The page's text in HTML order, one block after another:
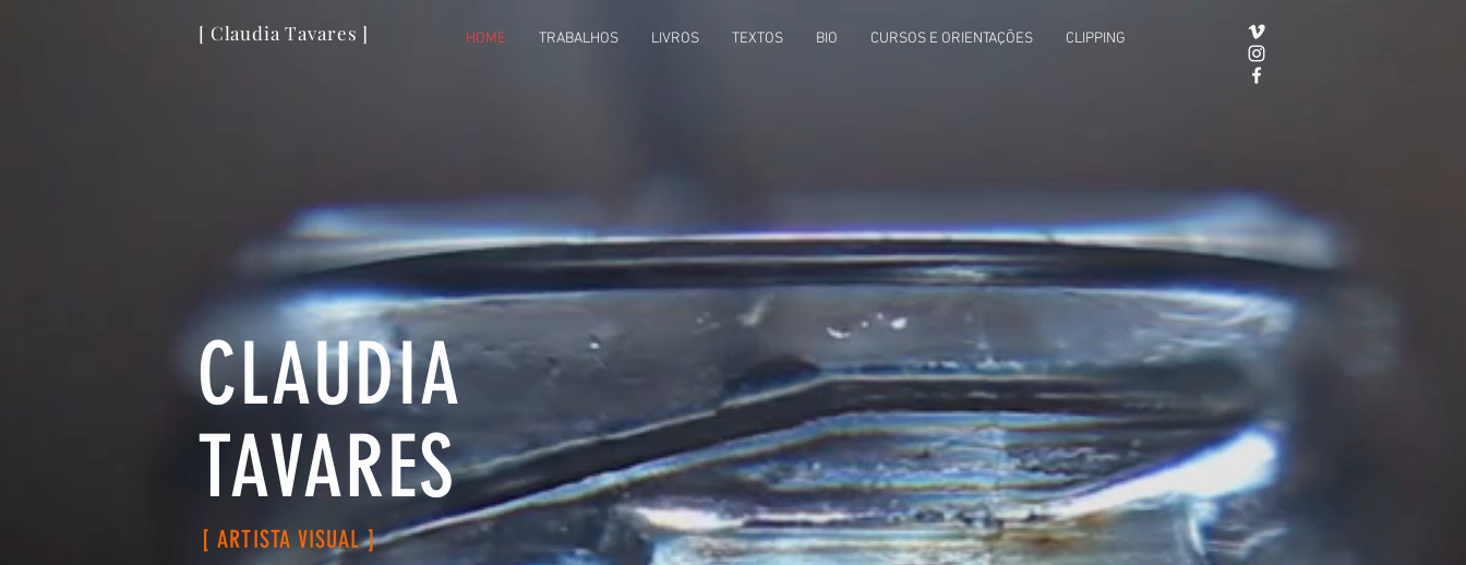
[ Claudia Tavares ] HOME TRABALHOS LIVROS TEXTOS BIO CURSOS E ORIENTAÇÕES CLIPPING
CLAUDIA
TAVARES
[ ARTISTA VISUAL ]